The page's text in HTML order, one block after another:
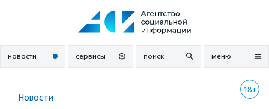
новости сервисы поиск меню
18+
Новости